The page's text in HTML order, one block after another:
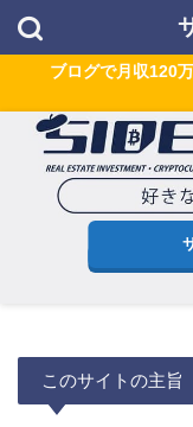
ブログで月収120
このサイトの主旨